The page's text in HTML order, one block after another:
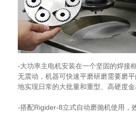
-大功率主电机安装在一个坚固的焊接
无震动，机器可快速平磨研磨需要磨
地实现日常的大批量和重型、高硬度金
-搭配Rigider-8立式自动磨抛机使用，